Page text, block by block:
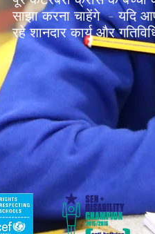
साझा करना चाहेंगे - यदि
रहे शानदार कार्य और